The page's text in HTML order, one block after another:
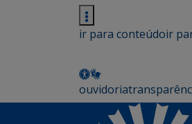
ir para conteúdoir
ouvidoria